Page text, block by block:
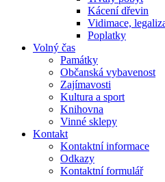
Kácení dřevin
Vidimace,
Poplatky
Volný čas
Památky
Občanská vybavenost
Zajímavosti
Kultura a sport
Knihovna
Vinné sklepy
Kontakt
Kontaktní informace
Odkazy
Kontaktní formulář